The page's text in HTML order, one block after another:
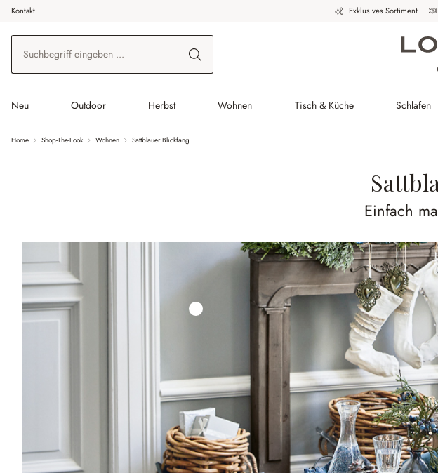
Hauptinhalt springen
Zur Suche springen
Zur Hauptnavigation springen
Kontakt Exklusives Sortiment
Neu Outdoor Herbst Wohnen Tisch & Küche Schlafen
Home Shop-The-Look Wohnen Sattblauer Blickfang
Einfach